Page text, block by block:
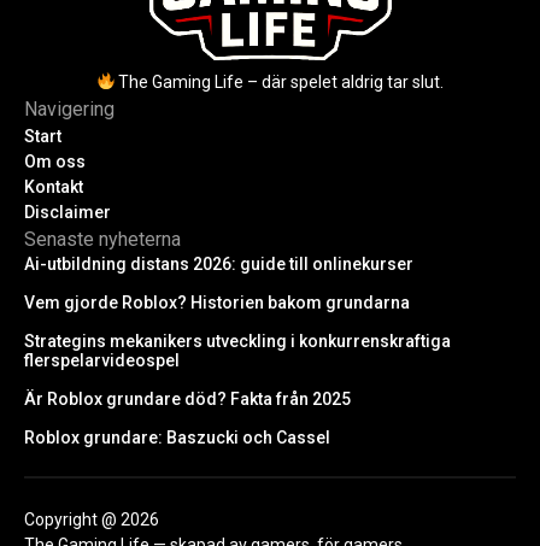
The Gaming Life – där spelet aldrig tar slut.
Navigering
Start
Om oss
Kontakt
Disclaimer
Senaste nyheterna
Ai-utbildning distans 2026: guide till onlinekurser
Vem gjorde Roblox? Historien bakom grundarna
Strategins mekanikers utveckling i konkurrenskraftiga
flerspelarvideospel
Är Roblox grundare död? Fakta från 2025
Roblox grundare: Baszucki och Cassel
Copyright @ 2026